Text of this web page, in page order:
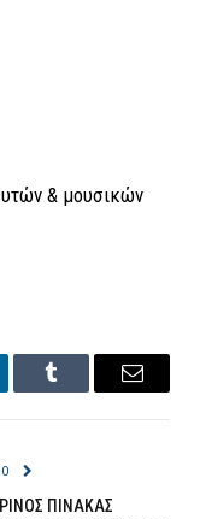
& μουσικών
Tumblr Email
ΠΙΝΑΚΑΣ